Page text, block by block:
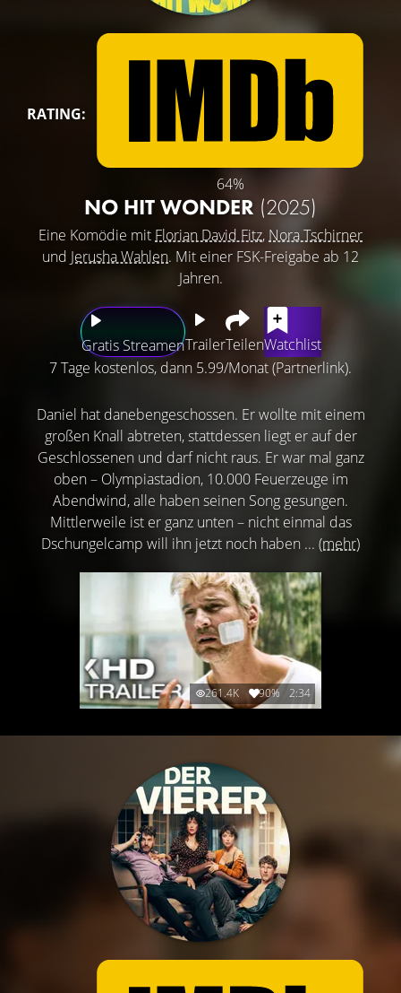
RATING:
64%
NO HIT WONDER (2025)
Eine Komödie mit Florian David Fitz, Nora Tschirner
und Jerusha Wahlen. Mit einer FSK-Freigabe ab 12
Jahren.
Gratis StreamenTrailerTeilenWatchlist
7 Tage kostenlos, dann 5.99/Monat (Partnerlink).
Daniel hat danebengeschossen. Er wollte mit einem
großen Knall abtreten, stattdessen liegt er auf der
Geschlossenen und darf nicht raus. Er war mal ganz
oben – Olympiastadion, 10.000 Feuerzeuge im
Abendwind, alle haben seinen Song gesungen.
Mittlerweile ist er ganz unten – nicht einmal das
Dschungelcamp will ihn jetzt noch haben ... (mehr)
261.4K 90% 2:34